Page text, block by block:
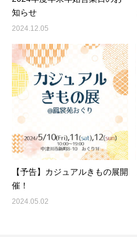
知らせ
2024.12.05
【予告】カジュアルきもの展開
催！
2024.05.02